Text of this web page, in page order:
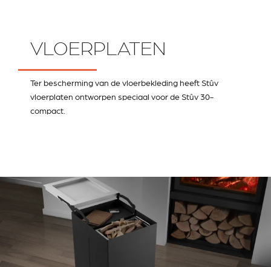
VLOERPLATEN
Ter bescherming van de vloerbekleding heeft Stûv
vloerplaten ontworpen speciaal voor de Stûv 30-
compact.